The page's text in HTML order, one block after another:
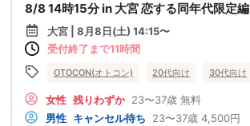
8/8 14時15分 in 大宮 恋する同年代限定編
大宮 | 8月8日(土) 14:15〜
受付終了まで11時間
OTOCON(オトコン) 20代向け 30代向け
女性 残りわずか 23〜37歳 無料
男性 キャンセル待ち 23〜37歳 4,500円